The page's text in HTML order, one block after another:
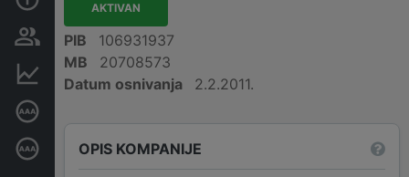
Vlasnička struktura
Dubinska bonitetna ocena
AKTIVAN
PIB
106931937
MB
20708573
Datum osnivanja
2.2.2011.
OPIS KOMPANIJE